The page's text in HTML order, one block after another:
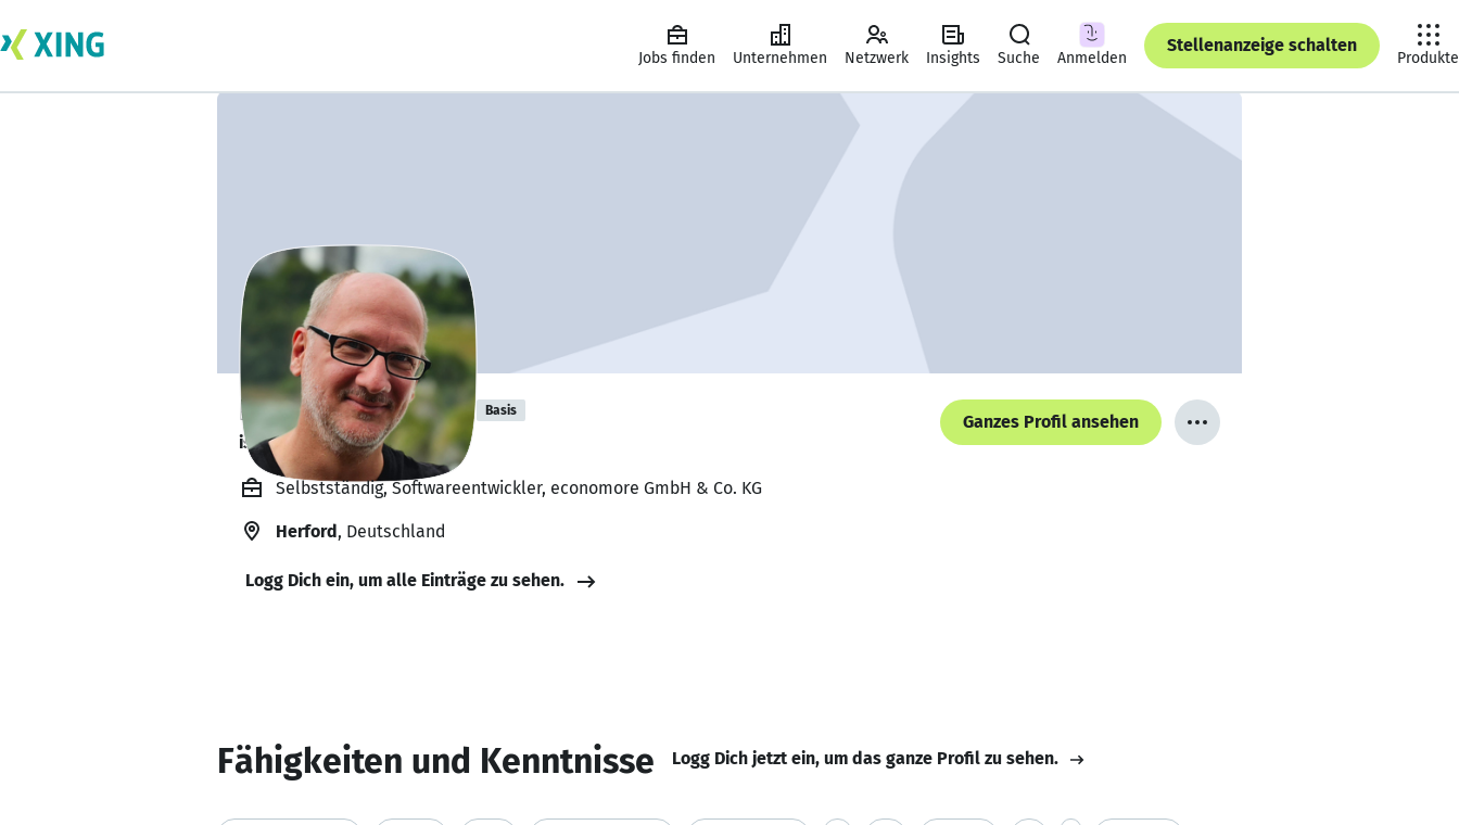
Jobs finden Unternehmen Netzwerk Insights Suche Anmelden
Stellenanzeige schalten
Produkte
Fabian Henniges Basis
ist offen für Projekte. 🔎
Ganzes Profil ansehen
Selbstständig, Softwareentwickler, economore GmbH & Co. KG
Herford, Deutschland
Logg Dich ein, um alle Einträge zu sehen.
Fähigkeiten und Kenntnisse Logg Dich jetzt ein, um das ganze Profil zu sehen.